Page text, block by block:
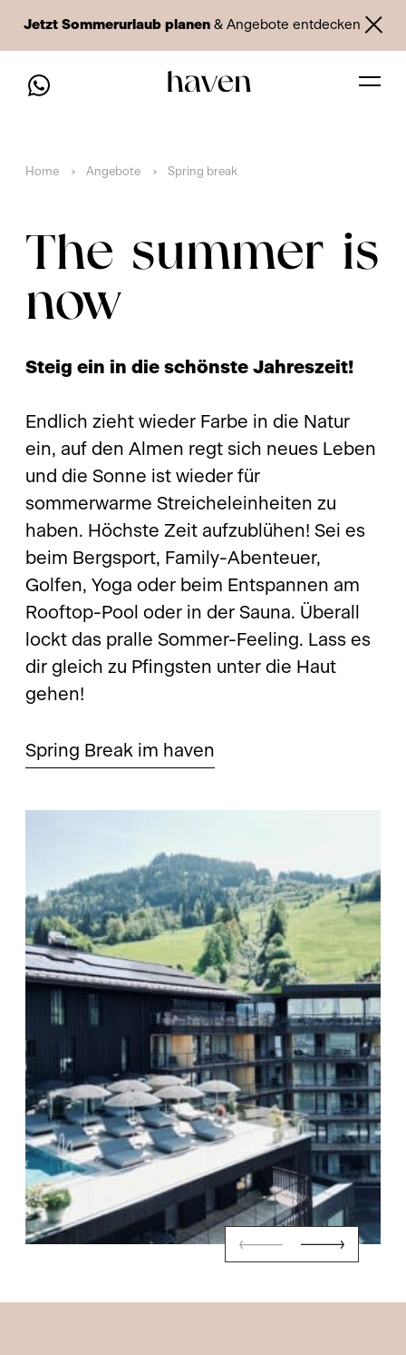
Jetzt Sommerurlaub planen & Angebote entdecken
Home Angebote Spring break
The summer is
now
Steig ein in die schönste Jahreszeit!
Endlich zieht wieder Farbe in die Natur
ein, auf den Almen regt sich neues Leben
und die Sonne ist wieder für
sommerwarme Streicheleinheiten zu
haben. Höchste Zeit aufzublühen! Sei es
beim Bergsport, Family-Abenteuer,
Golfen, Yoga oder beim Entspannen am
Rooftop-Pool oder in der Sauna. Überall
lockt das pralle Sommer-Feeling. Lass es
dir gleich zu Pfingsten unter die Haut
gehen!
Spring Break im haven